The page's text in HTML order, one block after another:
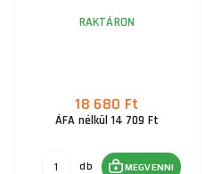
RAKTÁRON
18 680 Ft
ÁFA nélkül 14 709 Ft
db MEGVENNI